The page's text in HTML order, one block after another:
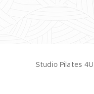
Studio Pilates